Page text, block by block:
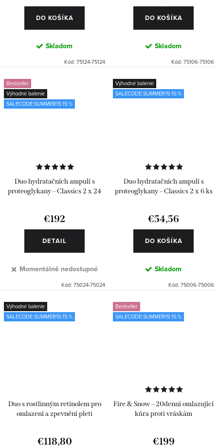
DO KOŠÍKA
Skladom
Kód: 75124-75124
DO KOŠÍKA
Skladom
Kód: 75106-75106
Bestseller
Výhodné balenie
SALECODE:SUMMER15:15:%
Duo hydratačních ampulí s
proteoglykany – Classics 2 x 24
€192
DETAIL
Momentálně nedostupné
Kód: 75024-75024
Výhodné balenie
SALECODE:SUMMER15:15:%
Duo hydratačních ampulí s
proteoglykany – Classics 2 x 6 ks
€54,56
DO KOŠÍKA
Skladom
Kód: 75006-75006
Výhodné balenie
SALECODE:SUMMER15:15:%
Duo s rostlinným retinolem pro
omlazení a zpevnění pleti
€118,80
Bestseller
SALECODE:SUMMER15:15:%
Fire & Snow – 20denní omlazující
kúra proti vráskám
€199